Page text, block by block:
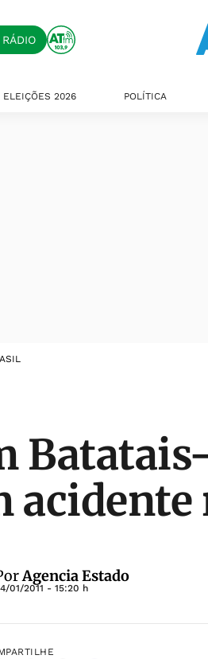
ELEIÇÕES 2026 POLÍTICA
Agencia Estado
01/2011 - 15:20 h